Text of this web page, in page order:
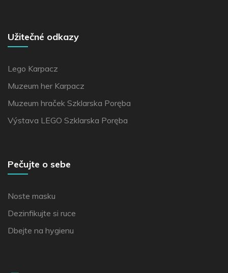
Užitečné odkazy
Lego Karpacz
Muzeum her Karpacz
Muzeum hraček Szklarska Poręba
Výstava LEGO Szklarska Poręba
Pečujte o sebe
Noste masku
Dezinfikujte si ruce
Dbejte na hygienu